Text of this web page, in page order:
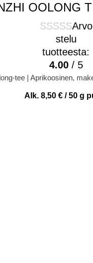
OOLONG
Arvo
stelu
tuotteesta:
4.00/ 5
tee | Aprikoosinen,
Alk. 8,50 € / 50 g